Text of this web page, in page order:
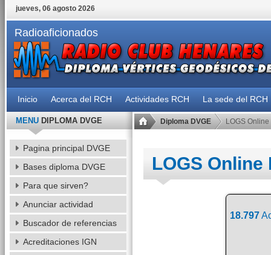
jueves, 06 agosto 2026
Radioaficionados
Inicio Acerca del RCH Actividades RCH La sede del RCH
Diploma DVGE LOGS Online
LOGS Online
18.797
MENUDIPLOMA DVGE
Pagina principal DVGE
Bases diploma DVGE
Para que sirven?
Anunciar actividad
Buscador de referencias
Acreditaciones IGN